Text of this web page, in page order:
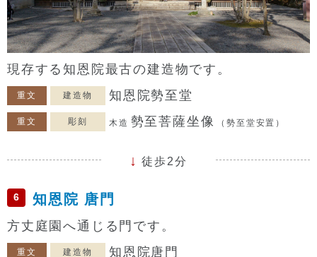
現存する知恩院最古の建造物です。
重文 建造物 知恩院勢至堂
重文 彫刻 木造 勢至菩薩坐像 （勢至堂安置）
徒歩2分
6 知恩院 唐門
方丈庭園へ通じる門です。
重文 建造物 知恩院唐門